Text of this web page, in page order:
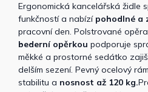
Ergonomická kancelářská židle
funkčností a nabízí pohodlné a
pracovní den. Polstrované
bederní opěrkou podporuje
měkké a prostorné sedátko
delším sezení. Pevný ocelový
stabilitu a nosnost až 120 kg.